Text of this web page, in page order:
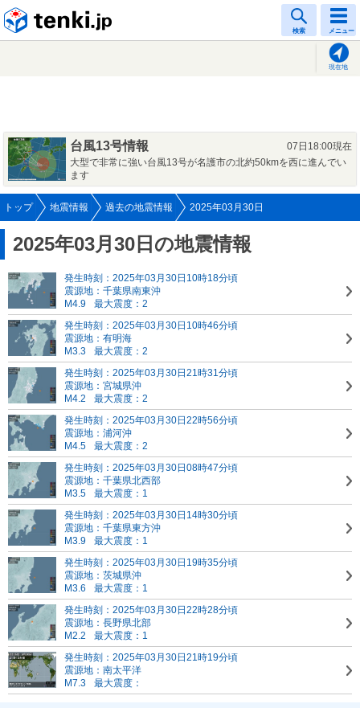
検索 メニュー
現在地
台風13号情報
07日18:00現在
大型で非常に強い台風13号が名護市の北約50kmを西に進んでい
ます
トップ 地震情報 過去の地震情報 2025年03月30日
2025年03月30日の地震情報
発生時刻：2025年03月30日10時18分頃
震源地：千葉県南東沖
M4.9
最大震度：2
発生時刻：2025年03月30日10時46分頃
震源地：有明海
M3.3
最大震度：2
発生時刻：2025年03月30日21時31分頃
震源地：宮城県沖
M4.2
最大震度：2
発生時刻：2025年03月30日22時56分頃
震源地：浦河沖
M4.5
最大震度：2
発生時刻：2025年03月30日08時47分頃
震源地：千葉県北西部
M3.5
最大震度：1
発生時刻：2025年03月30日14時30分頃
震源地：千葉県東方沖
M3.9
最大震度：1
発生時刻：2025年03月30日19時35分頃
震源地：茨城県沖
M3.6
最大震度：1
発生時刻：2025年03月30日22時28分頃
震源地：長野県北部
M2.2
最大震度：1
発生時刻：2025年03月30日21時19分頃
震源地：南太平洋
M7.3
最大震度：